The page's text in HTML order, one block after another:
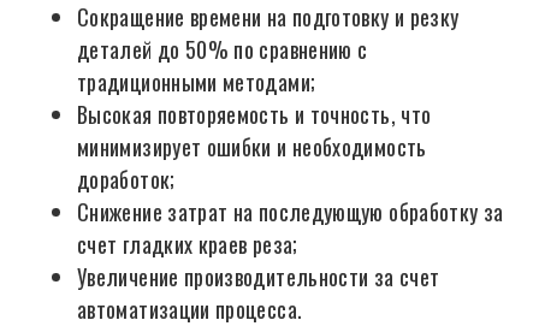
Сокращение времени на подготовку и резку
деталей до 50% по сравнению с
традиционными методами;
Высокая повторяемость и точность, что
минимизирует ошибки и необходимость
доработок;
Снижение затрат на последующую обработку за
счет гладких краев реза;
Увеличение производительности за счет
автоматизации процесса.